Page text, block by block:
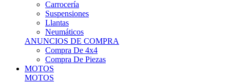
Llantas
Neumáticos
ANUNCIOS DE COMPRA
Compra De 4x4
Compra De Piezas
MOTOS
MOTOS
Motos De Circuito